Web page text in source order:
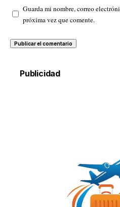
Guarda mi nombre, correo
próxima vez que comente.
Publicidad